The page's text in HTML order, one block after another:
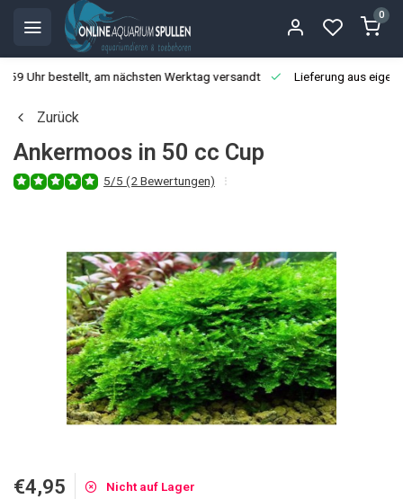
0
Uhr bestellt, am nächsten Werktag versandt Lieferung aus
Zurück
Ankermoos in 50 cc Cup
5/5 (2 Bewertungen)
€4,95 Nicht auf Lager